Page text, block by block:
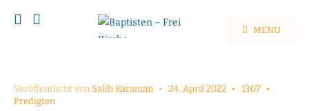
MENU
Veröffentlicht von Salih Karaman • 24. April 2022 • 13:07 •
Predigten